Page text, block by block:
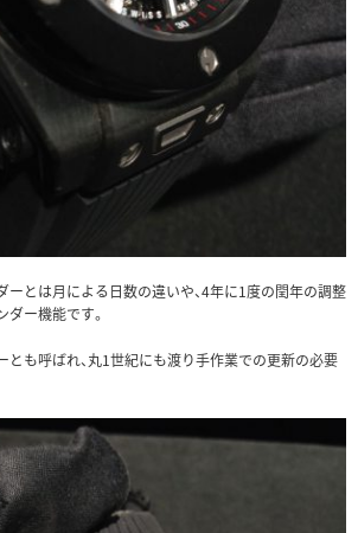
とは月による日数の違いや、4年に1度の閏年の調整
ー機能です。
とも呼ばれ、丸1世紀にも渡り手作業での更新の必要